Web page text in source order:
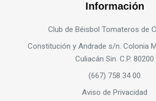
Información
Club de Béisbol Tomateros de
Constitución y Andrade s/n. Colonia
Culiacán Sin. C.P. 80200
(667) 758 34 00
Aviso de Privacidad